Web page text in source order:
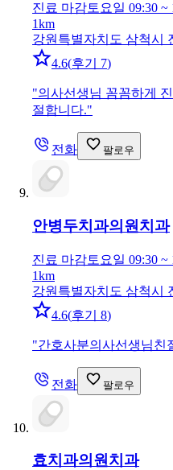
진료 마감토요일 09:30 ~
1km
강원특별자치도 삼척시
4.6(후기 7)
"의사선생님 꼼꼼하게
절합니다."
전화 팔로우
안병두치과의원 치과
진료 마감토요일 09:30 ~
1km
강원특별자치도 삼척시
4.6(후기 8)
"간호사분의사선생님친
전화 팔로우
효치과의원치과